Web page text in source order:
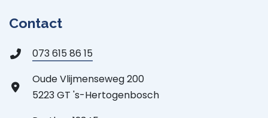
Contact
073 615 86 15
Oude Vlijmenseweg 200
5223 GT 's-Hertogenbosch